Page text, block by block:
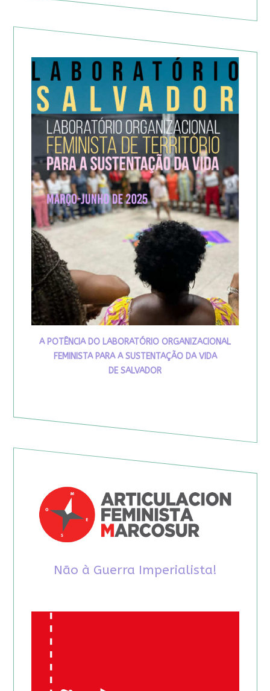
A POTÊNCIA DO LABORATÓRIO ORGANIZACIONAL
FEMINISTA PARA A SUSTENTAÇÃO DA VIDA
DE SALVADOR
Não à Guerra Imperialista!